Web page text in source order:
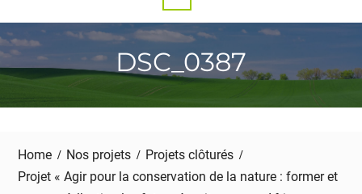
DSC_0387
Home Nos projets
Projets clôturés
Projet « Agir pour la conservation de la nature : former et